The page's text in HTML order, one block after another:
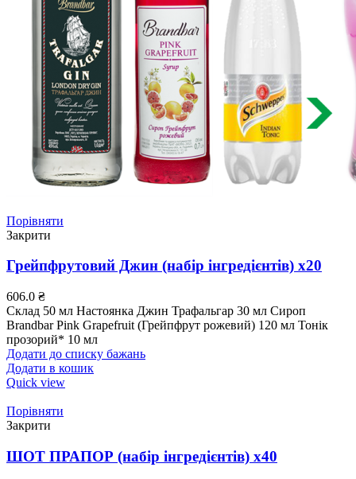
Порівняти
Закрити
Грейпфрутовий Джин (набір інгредієнтів) х20
606.0 ₴
Склад 50 мл Настоянка Джин Трафальгар 30 мл Сироп
Brandbar Pink Grapefruit (Грейпфрут рожевий) 120 мл Тонік
прозорий* 10 мл
Додати до списку бажань
Додати в кошик
Quick view
Порівняти
Закрити
ШОТ ПРАПОР (набір інгредієнтів) х40